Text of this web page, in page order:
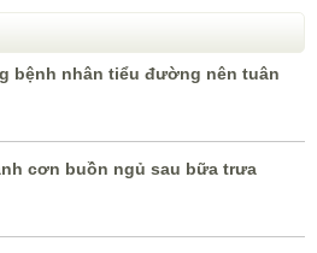
bệnh nhân tiểu đường nên tuân
cơn buồn ngủ sau bữa trưa